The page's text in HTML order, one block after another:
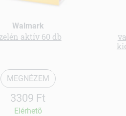
Walmark
aktív 60 db
MEGNÉZEM
3309 Ft
Elérhetõ